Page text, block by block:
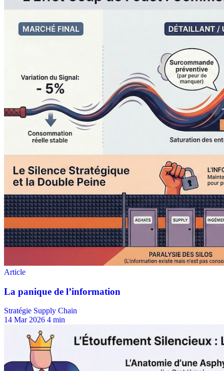
Stratégie Supply Chain
14 Mar 2026 4 min